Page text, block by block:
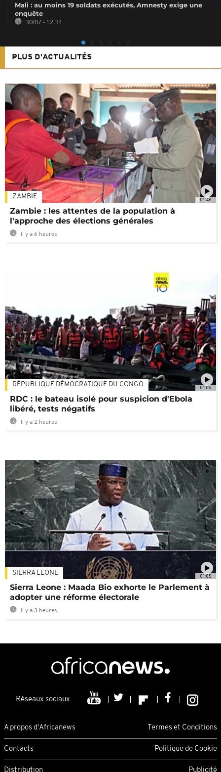
Mali : au moins 19 soldats exécutés, Amnesty exige une
enquête
30/07 - 12:34
PLUS D'ACTUALITÉS
01:48
ZAMBIE
Zambie : les attentes de la population à
l'approche des élections générales
Il y a 6 heures
01:06
RÉPUBLIQUE DÉMOCRATIQUE DU CONGO
RDC : le bateau isolé pour suspicion d'Ebola
libéré, tests négatifs
Il y a 2 heures
01:05
SIERRA LEONE
Sierra Leone : Maada Bio exhorte le Parlement à
adopter une réforme électorale
Il y a 3 heures
Réseaux sociaux
A propos d'Africanews Termes et Conditions
Contacts Politique de Cookie
Distribution Publicité